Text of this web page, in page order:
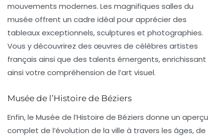
mouvements modernes. Les magnifiques salles du
musée offrent un cadre idéal pour apprécier des
tableaux exceptionnels, sculptures et photographies.
Vous y découvrirez des œuvres de célèbres artistes
français ainsi que des talents émergents, enrichissant
ainsi votre compréhension de l’art visuel.
Musée de l’Histoire de Béziers
Enfin, le Musée de l’Histoire de Béziers donne un aperçu
complet de l’évolution de la ville à travers les âges, de